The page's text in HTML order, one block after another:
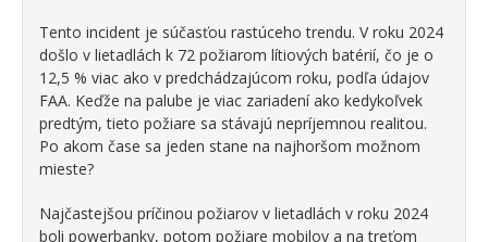
Tento incident je súčasťou rastúceho trendu. V roku 2024
došlo v lietadlách k 72 požiarom lítiových batérií, čo je o
12,5 % viac ako v predchádzajúcom roku, podľa údajov
FAA. Keďže na palube je viac zariadení ako kedykoľvek
predtým, tieto požiare sa stávajú nepríjemnou realitou.
Po akom čase sa jeden stane na najhoršom možnom
mieste?
Najčastejšou príčinou požiarov v lietadlách v roku 2024
boli powerbanky, potom požiare mobilov a na treťom